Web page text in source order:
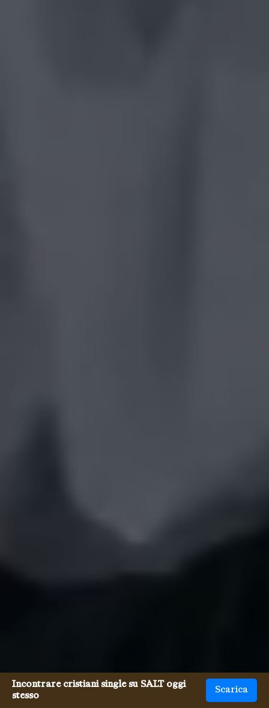
Incontrare cristiani single su SALT oggi
stesso
Scarica